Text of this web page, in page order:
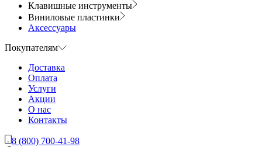
Клавишные инструменты
Виниловые пластинки
Аксессуары
Покупателям
Доставка
Оплата
Услуги
Акции
О нас
Контакты
8 (800) 700-41-98